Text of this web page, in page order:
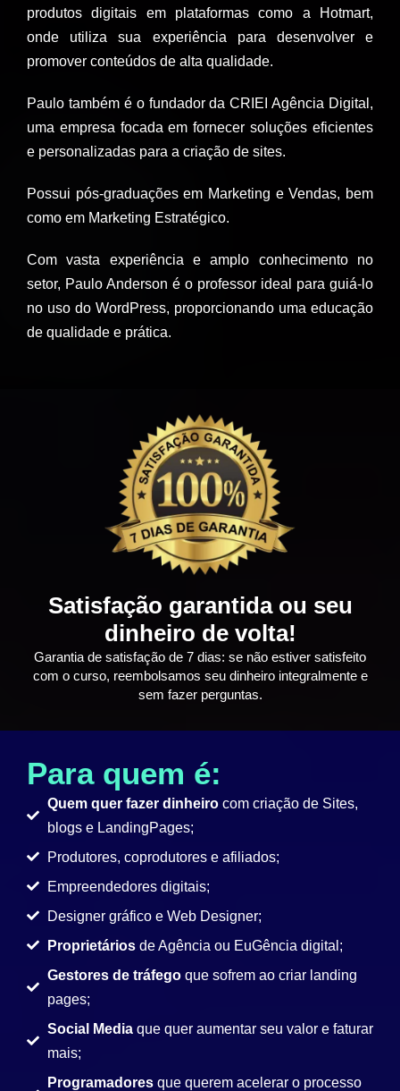
produtos digitais em plataformas como a Hotmart,
onde utiliza sua experiência para desenvolver e
promover conteúdos de alta qualidade.
Paulo também é o fundador da CRIEI Agência Digital,
uma empresa focada em fornecer soluções eficientes
e personalizadas para a criação de sites.
Possui pós-graduações em Marketing e Vendas, bem
como em Marketing Estratégico.
Com vasta experiência e amplo conhecimento no
setor, Paulo Anderson é o professor ideal para guiá-lo
no uso do WordPress, proporcionando uma educação
de qualidade e prática.
Satisfação garantida ou seu
dinheiro de volta!
Garantia de satisfação de 7 dias: se não estiver satisfeito
com o curso, reembolsamos seu dinheiro integralmente e
sem fazer perguntas.
Para quem é:
Quem quer fazer dinheiro com criação de Sites,
blogs e LandingPages;
Produtores, coprodutores e afiliados;
Empreendedores digitais;
Designer gráfico e Web Designer;
Proprietários de Agência ou EuGência digital;
Gestores de tráfegoque sofrem ao criar landing
pages;
Social Media que quer aumentar seu valor e faturar
mais;
Programadores que querem acelerar o processo